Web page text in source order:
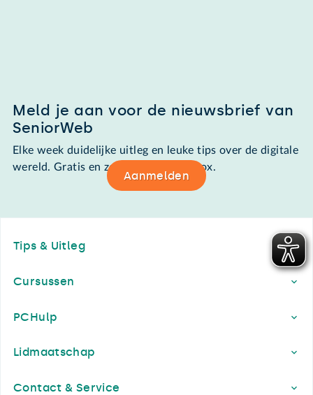
Meld je aan voor de nieuwsbrief van
SeniorWeb
Elke week duidelijke uitleg en leuke tips over de digitale
wereld. Gratis en zomaar in de mailbox.
Aanmelden
Tips & Uitleg
Cursussen
PCHulp
Lidmaatschap
Contact & Service